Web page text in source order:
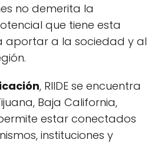
no demerita la
que tiene esta
aportar a la sociedad y al
, RIIDE se encuentra
Baja California,
estar conectados
instituciones y